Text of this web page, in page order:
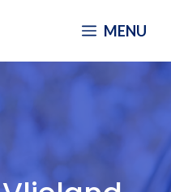
MENU